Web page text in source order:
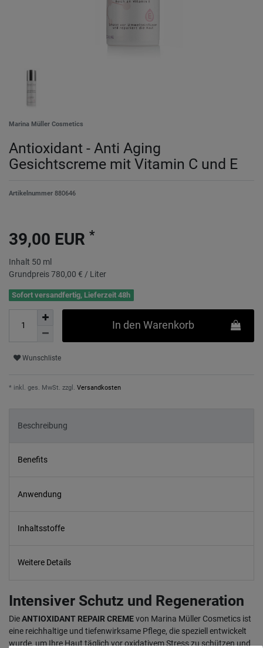
Marina Müller Cosmetics
Antioxidant - Anti Aging
Gesichtscreme mit Vitamin C und E
Artikelnummer 880646
39,00 EUR *
Inhalt 50 ml
Grundpreis780,00 € / Liter
Sofort versandfertig, Lieferzeit 48h
In den Warenkorb
Wunschliste
* inkl. ges. MwSt. zzgl. Versandkosten
Beschreibung
Benefits
Anwendung
Inhaltsstoffe
Weitere Details
Intensiver Schutz und Regeneration
DieANTIOXIDANT REPAIR CREMEvon Marina Müller Cosmetics ist
eine reichhaltige und tiefenwirksame Pflege, die speziell entwickelt
wurde, um Ihre Haut täglich vor oxidativem Stress zu schützen und